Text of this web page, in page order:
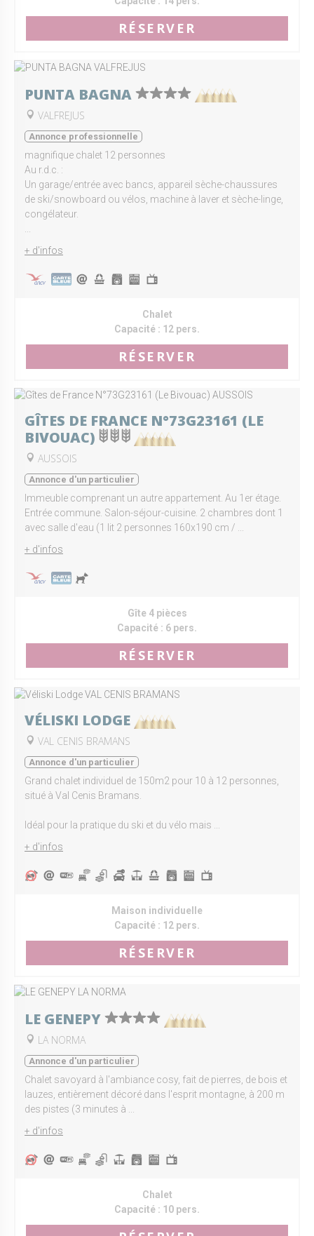
RÉSERVER
PUNTA BAGNA
VALFREJUS
Annonce professionnelle
magnifique chalet 12 personnes
Au r.d.c. :
Un garage/entrée avec bancs, appareil sèche-chaussures
de ski/snowboard ou vélos, machine à laver et sèche-linge,
congélateur.
+ d'infos
Chalet
Capacité : 12 pers.
RÉSERVER
GÎTES DE FRANCE N°73G23161 (LE
BIVOUAC)
AUSSOIS
Annonce d'un particulier
Immeuble comprenant un autre appartement. Au 1er étage.
Entrée commune. Salon-séjour-cuisine. 2 chambres dont 1
avec salle d'eau (1 lit 2 personnes 160x190 cm / ...
+ d'infos
Gîte 4 pièces
Capacité : 6 pers.
RÉSERVER
VÉLISKI LODGE
VAL CENIS BRAMANS
Annonce d'un particulier
Grand chalet individuel de 150m2 pour 10 à 12 personnes,
situé à Val Cenis Bramans.
Idéal pour la pratique du ski et du vélo mais ...
+ d'infos
Maison individuelle
Capacité : 12 pers.
RÉSERVER
LE GENEPY
LA NORMA
Annonce d'un particulier
Chalet savoyard à l'ambiance cosy, fait de pierres, de bois et
lauzes, entièrement décoré dans l'esprit montagne, à 200 m
des pistes (3 minutes à ...
+ d'infos
Chalet
Capacité : 10 pers.